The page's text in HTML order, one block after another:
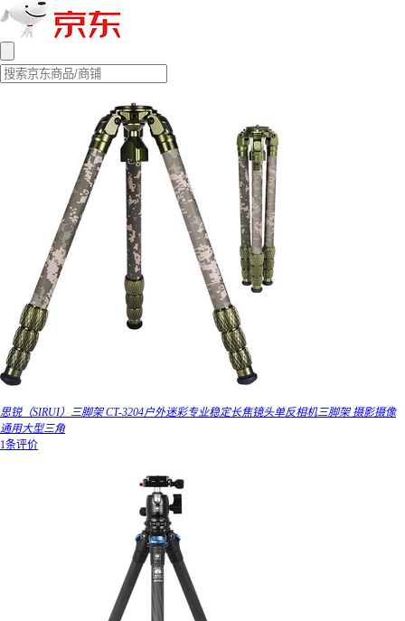
思锐（SIRUI）三脚架 CT-3204户外迷彩专业稳定长焦镜头单反相机三脚架 摄影摄像
通用大型三角
1条评价